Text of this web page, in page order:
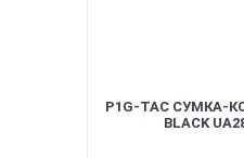
P1G-TAC СУМКА-
BLACK